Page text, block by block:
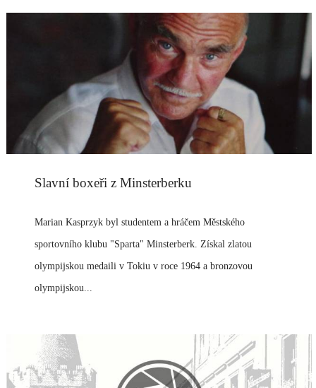
Slavní boxeři z Minsterberku
Marian Kasprzyk byl studentem a hráčem Městského
sportovního klubu "Sparta" Minsterberk. Získal zlatou
olympijskou medaili v Tokiu v roce 1964 a bronzovou
olympijskou...